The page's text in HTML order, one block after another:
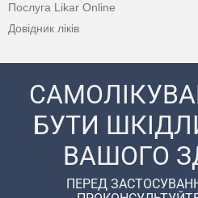
Послуга Likar Online
Довідник ліків
БУТИ
ВАШОГО
ПЕРЕД